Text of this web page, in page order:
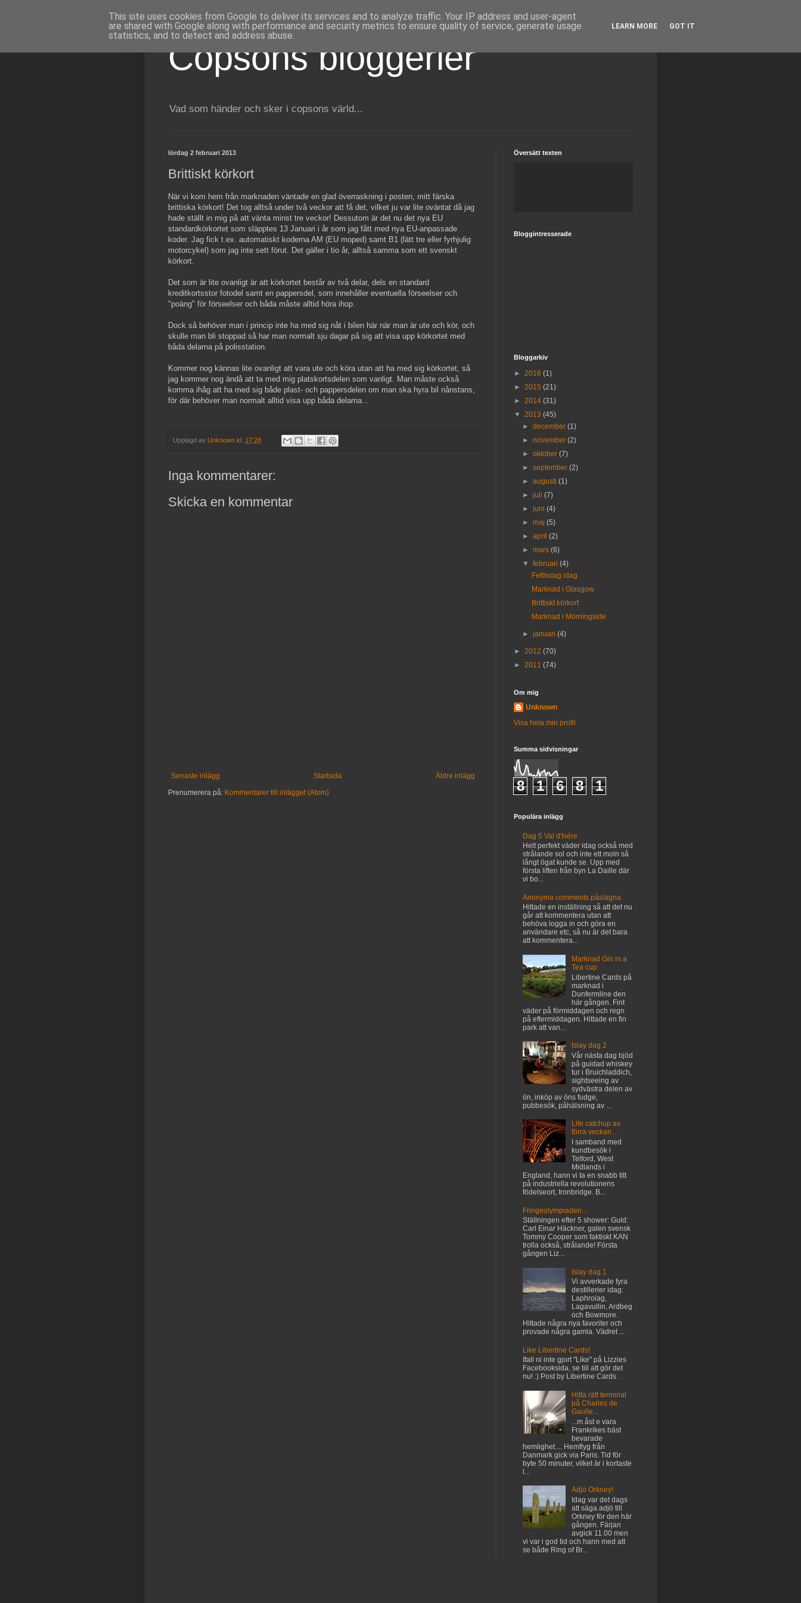
Copsons bloggerier
Vad som händer och sker i copsons värld...
lördag 2 februari 2013
Brittiskt körkort
När vi kom hem från marknaden väntade en glad överraskning i posten, mitt färska
brittiska körkort! Det tog alltså under två veckor att få det, vilket ju var lite oväntat då jag
hade ställt in mig på att vänta minst tre veckor! Dessutom är det nu det nya EU
standardkörkortet som släpptes 13 Januari i år som jag fått med nya EU-anpassade
koder. Jag fick t.ex. automatiskt koderna AM (EU moped) samt B1 (lätt tre eller fyrhjulig
motorcykel) som jag inte sett förut. Det gäller i tio år, alltså samma som ett svenskt
körkort.
Det som är lite ovanligt är att körkortet består av två delar, dels en standard
kreditkortsstor fotodel samt en pappersdel, som innehåller eventuella förseelser och
"poäng" för förseelser och båda måste alltid höra ihop.
Dock så behöver man i princip inte ha med sig nåt i bilen här när man är ute och kör, och
skulle man bli stoppad så har man normalt sju dagar på sig att visa upp körkortet med
båda delarna på polisstation.
Kommer nog kännas lite ovanligt att vara ute och köra utan att ha med sig körkortet, så
jag kommer nog ändå att ta med mig platskortsdelen som vanligt. Man måste också
komma ihåg att ha med sig både plast- och pappersdelen om man ska hyra bil nånstans,
för där behöver man normalt alltid visa upp båda delarna...
Upplagd av Unknown kl. 17:28
Inga kommentarer:
Skicka en kommentar
Senaste inlägg Äldre inlägg
Startsida
Prenumerera på: Kommentarer till inlägget (Atom)
Översätt texten
Bloggintresserade
Bloggarkiv
► 2016 (1)
► 2015 (21)
► 2014 (31)
▼ 2013 (45)
►december(1)
►november(2)
►oktober(7)
►september(2)
►augusti(1)
►juli(7)
►juni(4)
►maj(5)
►april(2)
►mars(6)
▼februari(4)
Fettisdag idag
Marknad i Glasgow
Brittiskt körkort
Marknad i Morningside
►januari(4)
► 2012 (70)
► 2011 (74)
Om mig
Unknown
Visa hela min profil
Summa sidvisningar
8 1 6 8 1
Populära inlägg
Dag 5 Val d'Isére
Helt perfekt väder idag också med
strålande sol och inte ett moln så
långt ögat kunde se. Upp med
första liften från byn La Daille där
vi bo...
Anonyma comments påslagna
Hittade en inställning så att det nu
går att kommentera utan att
behöva logga in och göra en
användare etc, så nu är det bara
att kommentera...
Marknad Gin in a
Tea cup
Libertine Cards på
marknad i
Dunfermline den
här gången. Fint
väder på förmiddagen och regn
på eftermiddagen. Hittade en fin
park att van...
Islay dag 2
Vår nästa dag bjöd
på guidad whiskey
tur i Bruichladdich,
sightseeing av
sydvästra delen av
ön, inköp av öns fudge,
pubbesök, påhälsning av ...
Lite catchup av
förra veckan...
I samband med
kundbesök i
Telford, West
Midlands i
England, hann vi ta en snabb titt
på industriella revolutionens
födelseort, Ironbridge. B...
Fringeolympiaden...
Ställningen efter 5 shower: Guld:
Carl Einar Häckner, galen svensk
Tommy Cooper som faktiskt KAN
trolla också, strålande! Första
gången Liz...
Islay dag 1
Vi avverkade fyra
destillerier idag:
Laphroiag,
Lagavullin, Ardbeg
och Bowmore.
Hittade några nya favoriter och
provade några gamla. Vädret ...
Like Libertine Cards!
Ifall ni inte gjort "Like" på Lizzies
Facebooksida, se till att gör det
nu! :) Post by Libertine Cards .
Hitta rätt terminal
på Charles de
Gaulle...
...m åst e vara
Frankrikes bäst
bevarade
hemlighet.... Hemflyg från
Danmark gick via Paris. Tid för
byte 50 minuter, vilket är i kortaste
l...
Adjö Orkney!
Idag var det dags
att säga adjö till
Orkney för den här
gången. Färjan
avgick 11.00 men
vi var i god tid och hann med att
se både Ring of Br...
This site uses cookies from Google to deliver its services and to analyze traffic. Your IP address and user-agent
are shared with Google along with performance and security metrics to ensure quality of service, generate usage
statistics, and to detect and address abuse.
LEARN MORE GOT IT